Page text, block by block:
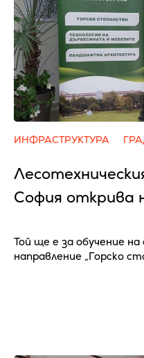
ИНФРАСТРУКТУРА
София открива
Той ще е за обучение
направление „Горско